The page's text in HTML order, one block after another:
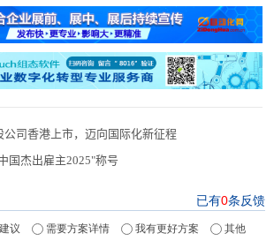
公司香港上市，迈向国际化新征程
国杰出雇主2025"称号